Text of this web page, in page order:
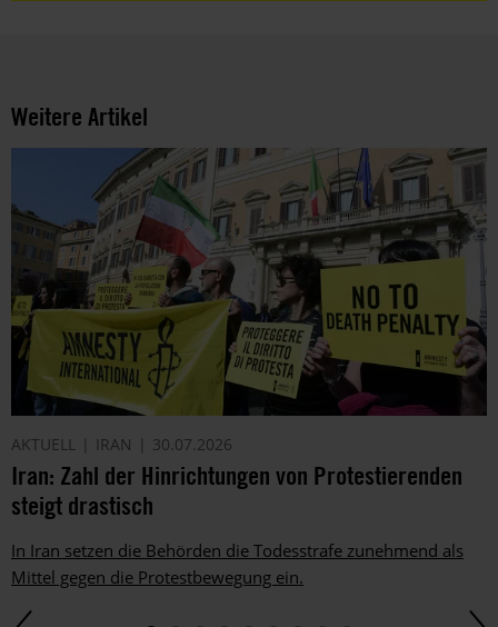
Weitere Artikel
AKTUELL IRAN 30.07.2026
Iran: Zahl der Hinrichtungen von Protestierenden
steigt drastisch
In Iran setzen die Behörden die Todesstrafe zunehmend als
Mittel gegen die Protestbewegung ein.